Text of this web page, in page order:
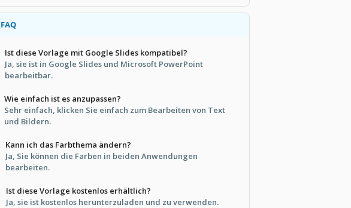
FAQ
Ist diese Vorlage mit Google Slides kompatibel?
Ja, sie ist in Google Slides und Microsoft PowerPoint
bearbeitbar.
Wie einfach ist es anzupassen?
Sehr einfach, klicken Sie einfach zum Bearbeiten von Text
und Bildern.
Kann ich das Farbthema ändern?
Ja, Sie können die Farben in beiden Anwendungen
bearbeiten.
Ist diese Vorlage kostenlos erhältlich?
Ja, sie ist kostenlos herunterzuladen und zu verwenden.